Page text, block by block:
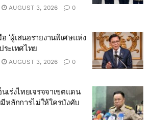
AUGUST 3, 2026
0
‘ผู้เสนอรายงานพิเศษแห่ง
ระเทศไทย
AUGUST 3, 2026
0
เร่งไทยเจรจจาเขตแดน
ลักการไม่ให้ใครบังคับ